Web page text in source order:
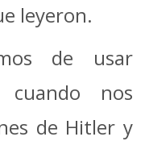
leyeron.
de usar
cuando nos
de Hitler y